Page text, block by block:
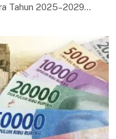
Tahun 2025–2029…